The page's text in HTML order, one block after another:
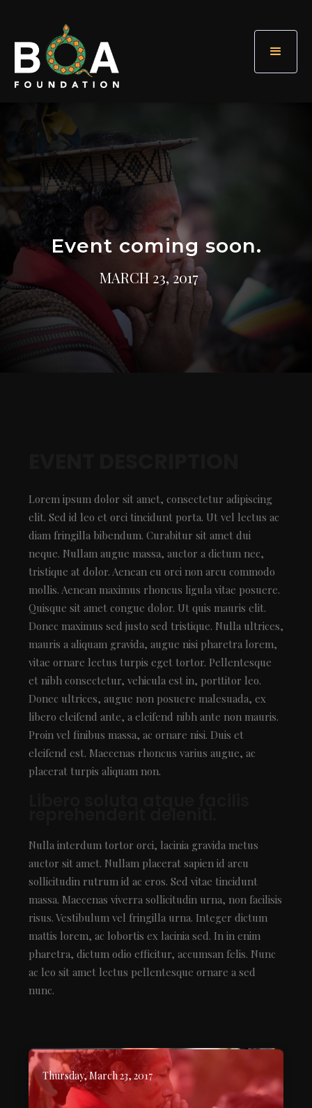
Event coming soon.
MARCH 23, 2017
Lorem ipsum dolor sit amet, consectetur adipiscing
elit. Sed id leo et orci tincidunt porta. Ut vel lectus ac
diam fringilla bibendum. Curabitur sit amet dui
neque. Nullam augue massa, auctor a dictum nec,
tristique at dolor. Aenean eu orci non arcu commodo
mollis. Aenean maximus rhoncus ligula vitae posuere.
Quisque sit amet congue dolor. Ut quis mauris elit.
Donec maximus sed justo sed tristique. Nulla ultrices,
mauris a aliquam gravida, augue nisi pharetra lorem,
vitae ornare lectus turpis eget tortor. Pellentesque
et nibh consectetur, vehicula est in, porttitor leo.
Donec ultrices, augue non posuere malesuada, ex
libero eleifend ante, a eleifend nibh ante non mauris.
Proin vel finibus massa, ac ornare nisi. Duis et
eleifend est. Maecenas rhoncus varius augue, ac
placerat turpis aliquam non.
Nulla interdum tortor orci, lacinia gravida metus
auctor sit amet. Nullam placerat sapien id arcu
sollicitudin rutrum id ac eros. Sed vitae tincidunt
massa. Maecenas viverra sollicitudin urna, non facilisis
risus. Vestibulum vel fringilla urna. Integer dictum
mattis lorem, ac lobortis ex lacinia sed. In in enim
pharetra, dictum odio efficitur, accumsan felis. Nunc
ac leo sit amet lectus pellentesque ornare a sed
nunc.
Thursday, March 23, 2017